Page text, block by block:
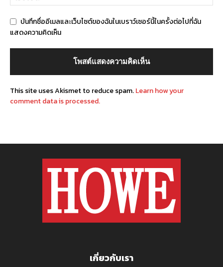
บันทึกชื่ออีเมลและเว็บไซต์ของฉันในเบราว์เซอร์นี้ในครั้งต่อไปที่ฉัน
แสดงความคิดเห็น
This site uses Akismet to reduce spam.Learn how your
comment data is processed.
เกี่ยวกับเรา